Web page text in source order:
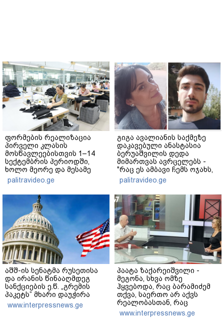
ფორმების რეალიზაცია
პირველი კლასის
მოსწავლეებისთვის 1–14
სექტემბრის პერიოდში,
ხოლო მეორე და მესამე
ეტაპებზე...
palitravideo.ge
გიგა ავალიანის საქმეზე
დაკავებული ანასტასია
ბერუაშვილის დედა
მიმართვას ავრცელებს -
"რაც ეს ამბავი ჩემს ოჯახს,
ჩემს ანასტასიას გადახდა
თავს, მის მერე მე მე არ
ვარ"
palitravideo.ge
აშშ-ის სენატმა რუსეთისა
და ირანის წინააღმდეგ
სანქციების ე.წ. „გრემის
პაკეტს” მხარი დაუჭირა
www.interpressnews.ge
პაატა ზაქარეიშვილი -
მეგონა, სხვა ომზე
ჰყვებოდა, რაც ბარამიძემ
თქვა, საერთო არ აქვს
რეალობასთან, რაც
აფხაზეთში იყო - შემიძლია
www.interpressnews.ge